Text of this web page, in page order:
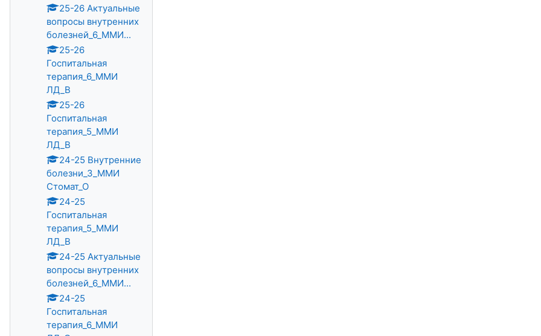
25-26 Актуальные
вопросы внутренних
болезней_6_ММИ...
25-26
Госпитальная
терапия_6_ММИ
ЛД_В
25-26
Госпитальная
терапия_5_ММИ
ЛД_В
24-25 Внутренние
болезни_3_ММИ
Стомат_О
24-25
Госпитальная
терапия_5_ММИ
ЛД_В
24-25 Актуальные
вопросы внутренних
болезней_6_ММИ...
24-25
Госпитальная
терапия_6_ММИ